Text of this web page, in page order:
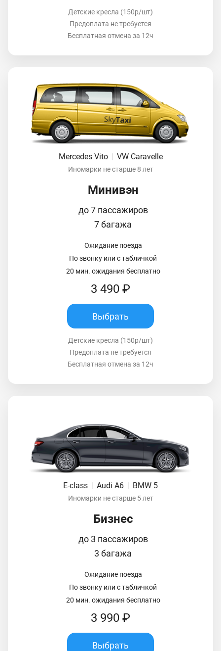
Детские кресла (150р/шт)
Предоплата не требуется
Бесплатная отмена за 12ч
Mercedes Vito VW Caravelle
Иномарки не старше 8 лет
Минивэн
до 7 пассажиров
7 багажа
Ожидание поезда
По звонку или с табличкой
20 мин. ожидания бесплатно
3 490 ₽
Выбрать
Детские кресла (150р/шт)
Предоплата не требуется
Бесплатная отмена за 12ч
E-class | Audi A6 | BMW 5
Иномарки не старше 5 лет
Бизнес
до 3 пассажиров
3 багажа
Ожидание поезда
По звонку или с табличкой
20 мин. ожидания бесплатно
3 990 ₽
Выбрать